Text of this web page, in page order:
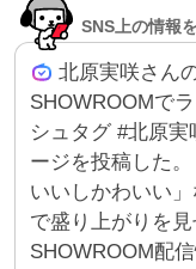
SNS上の情報
北原実咲さん
SHOWROOMで
シュタグ #北原
ージを投稿した
いいしかわいい
で盛り上がりを
SHOWROOM配